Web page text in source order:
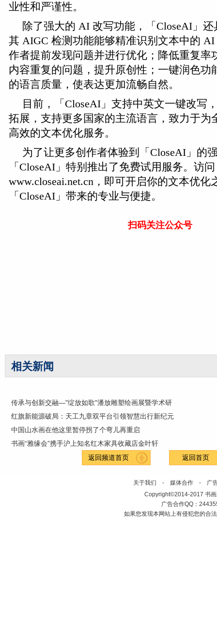
业性和严谨性。
除了强大的 AI 改写功能，「CloseAI」
其 AIGC 检测功能能够精准识别文本中的
作者提前发现问题并进行优化；降低重复率
内容重复的问题，提升原创性；一键润色功
的语言质量，使表达更加流畅自然。
目前，「CloseAI」支持中英文一键改写
拓展，支持更多国家的主流语言，致力于为
高效的文本优化服务。
为了让更多创作者体验到「CloseAI」的
「CloseAI」特别推出了免费试用服务。访问
www.closeai.net.cn，即可开启你的文本优化
「CloseAI」带来的专业与便捷。
扫码关注公众号
相关新闻
传承与创新交融—"绽放如歌"潘放雕塑绘画展暨学术研
红旗新能源破局：天工九章双平台引领智慧出行新纪元
中国山水画在他这里暂停拐了个弯儿再重启
书画“雅缘会”携手沪上知名红木家具收藏店金叶轩
返回频道首页
返回首页
关于我们 - 媒体合作 - 广
Copyright©2014-2017 书
广告合作QQ：
如果您发现本网站上有侵犯您的合